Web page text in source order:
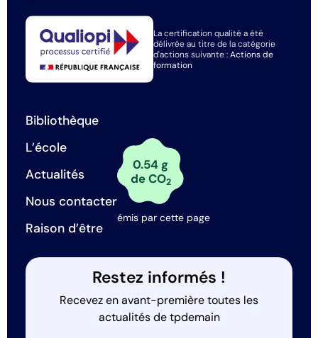
La certification qualité a été
délivrée au titre de la catégorie
d'actions suivante :Actions de
formation
Bibliothèque
L’école
Actualités
Nous contacter
Raison d’être
0.54 g
de CO2
émis par cette page
Restez informés !
Recevez en avant-première toutes les
actualités de tpdemain